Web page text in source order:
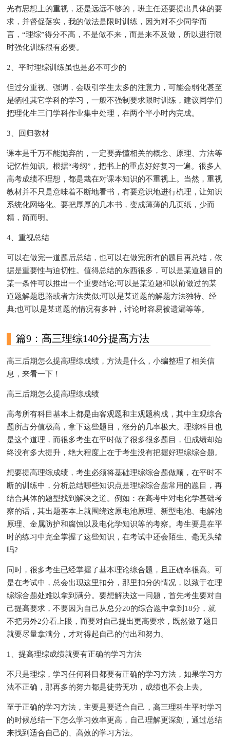
光有思想上的重视，还是远远不够的，班主任还要提出具体的要
求，并督促落实，我的做法是限时训练，因为对不少同学而
言，“理综”得分不高，不是做不来，而是来不及做，所以进行限
时强化训练很有必要。
2、平时理综训练虽也是必不可少的
但过分重视、强调，会吸引学生太多的注意力，可能会弱化甚至
是牺牲其它学科的学习，一般不强制要求限时训练，建议同学们
把理化生三门学科作业集中处理，在两个半小时内完成。
3、回归教材
课本是千万不能抛弃的，一定要弄懂相关的概念、原理、方法等
记忆性知识。根据“考纲”，把书上的重点好好复习一遍。很多人
高考成绩不理想，都是栽在对课本知识的不重视上。当然，重视
教材并不只是意味着不断地看书，有要意识地进行梳理，让知识
系统化网络化。要把厚厚的几本书，变成薄薄的几页纸，少而
精，简而明。
4、重视总结
可以在做完一道题后总结，也可以在做完所有的题目再总结，依
据是重要性与迫切性。值得总结的东西很多，可以是某道题目的
某一条件可以推出一个重要结论;可以是某道题和以前做过的某
道题解题思路或者方法类似;可以是某道题的解题方法独特、经
典;也可以是某道题的情况有多种，讨论时容易被遗漏等等。
篇9：高三理综140分提高方法
高三后期怎么提高理综成绩，方法是什么，小编整理了相关信
息，来看一下！
高三后期怎么提高理综成绩
高考所有科目基本上都是由客观题和主观题构成，其中主观综合
题所占分值极高，拿下这些题目，涨分的几率极大。理综科目也
是这个道理，而很多考生在平时做了很多很多题目，但成绩却始
终没有多大提升，绝大程度上在于考生没有把握好理综综合题。
想要提高理综成绩，考生必须将基础理综综合题做顺，在平时不
断的训练中，分析总结哪些知识点是理综综合题常用的题目，再
结合具体的题型找到解决之道。例如：在高考中对电化学基础考
察的话，其出题基本上就围绕这原电池原理、新型电池、电解池
原理、金属防护和腐蚀以及电化学知识等的考察。考生要是在平
时的练习中完全掌握了这些知识，在考试中还会陌生、毫无头绪
吗?
同时，很多考生已经掌握了基本理论综合题，且正确率很高。可
是在考试中，总会出现这里扣分，那里扣分的情况，以致于在理
综综合题处难以拿到满分。要想解决这一问题，首先考生要对自
己提高要求，不要因为自己从总分20的综合题中拿到18分，就
不把另外2分看上眼，而要对自己提出更高要求，既然做了题目
就要尽量拿满分，才对得起自己的付出和努力。
1、提高理综成绩就要有正确的学习方法
不只是理综，学习任何科目都要有正确的学习方法，如果学习方
法不正确，那再多的努力都是徒劳无功，成绩也不会上去。
至于正确的学习方法，主要是要适合自己，高三理科生平时学习
的时候总结一下怎么学习效率更高，自己理解更深刻，通过总结
来找到适合自己的、高效的学习方法。